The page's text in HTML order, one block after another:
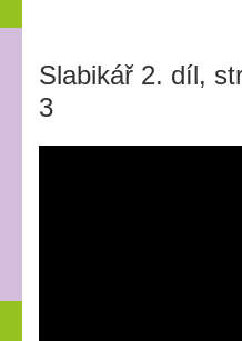
Slabikář 2. díl,
3